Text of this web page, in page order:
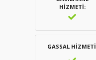
HIZMETI
GASSAL HIZMETI